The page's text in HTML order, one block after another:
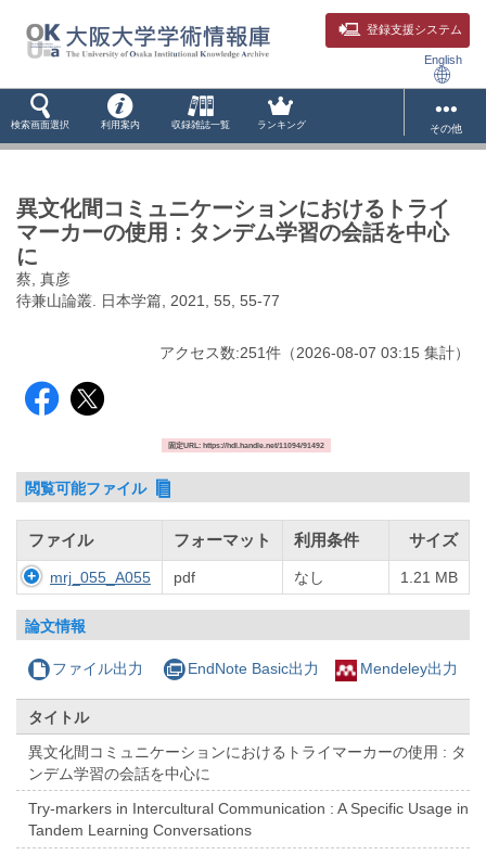
登録支援システム
English
検索画面選択 利用案内 収録雑誌一覧 ランキング その他
異文化間コミュニケーションにおけるトライ
マーカーの使用 : タンデム学習の会話を中心
に
蔡, 真彦
待兼山論叢. 日本学篇, 2021, 55, 55-77
アクセス数:251件 （2026-08-07 03:15 集計）
固定URL: https://hdl.handle.net/11094/91492
閲覧可能ファイル
ファイル フォーマット 利用条件 サイズ
mrj_055_A055 pdf なし 1.21 MB
論文情報
ファイル出力 EndNote Basic出力 Mendeley出力
タイトル
異文化間コミュニケーションにおけるトライマーカーの使用 : タ
ンデム学習の会話を中心に
Try-markers in Intercultural Communication : A Specific Usage in
Tandem Learning Conversations